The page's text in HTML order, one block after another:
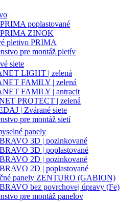
poplastované
ZINOK
pletivo PRIMA
pre montáž pletív
siete
LIGHT | zelená
FAMILY | zelená
FAMILY | antracit
PROTECT | zelená
| Zvárané siete
pre montáž sietí
panely
3D | pozinkované
3D | poplastované
2D | pozinkované
2D | poplastované
panely ZENTURO (GABION)
bez povrchovej úpravy (Fe)
pre montáž panelov